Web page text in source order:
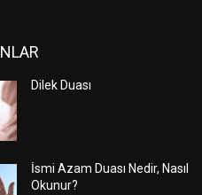
Dilek Duası
İsmi Azam Duası Nedir, Nasıl
Okunur?